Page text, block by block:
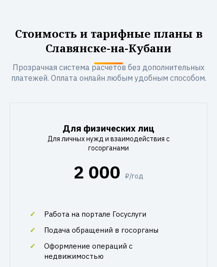
Стоимость и тарифные планы в
Славянске-на-Кубани
Прозрачная система расчетов без дополнительных
платежей. Оплата онлайн любым удобным способом.
Для физических лиц
Для личных нужд и взаимодействия с
госорганами
2 000 ₽/год
Работа на портале Госуслуги
Подача обращений в госорганы
Оформление операций с
недвижимостью